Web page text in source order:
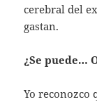
cerebral del
gastan.
¿Se puede…
Yo reconozco